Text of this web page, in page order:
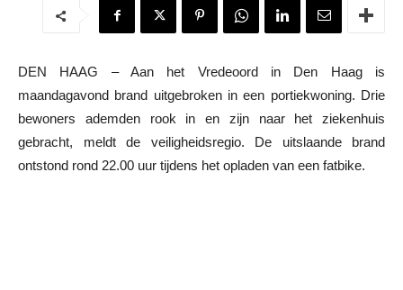
DEN HAAG – Aan het Vredeoord in Den Haag is
maandagavond brand uitgebroken in een portiekwoning. Drie
bewoners ademden rook in en zijn naar het ziekenhuis
gebracht, meldt de veiligheidsregio. De uitslaande brand
ontstond rond 22.00 uur tijdens het opladen van een fatbike.